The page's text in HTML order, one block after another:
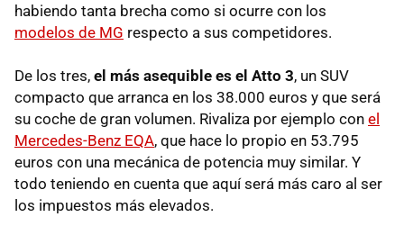
habiendo tanta brecha como si ocurre con los
modelos de MG respecto a sus competidores.
De los tres, el más asequible es el Atto 3, un SUV
compacto que arranca en los 38.000 euros y que será
su coche de gran volumen. Rivaliza por ejemplo con el
Mercedes-Benz EQA, que hace lo propio en 53.795
euros con una mecánica de potencia muy similar. Y
todo teniendo en cuenta que aquí será más caro al ser
los impuestos más elevados.